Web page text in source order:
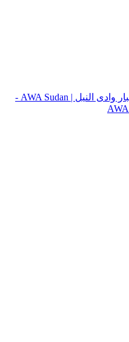
أخبار وادى النيل | AWA Sudan -